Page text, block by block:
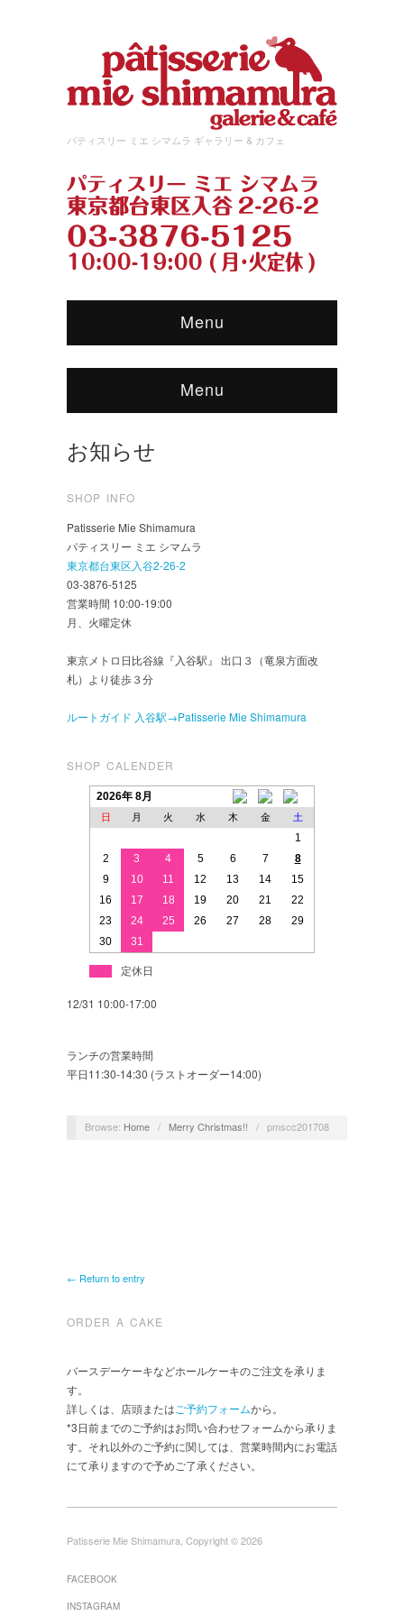
パティスリー ミエ シマムラ ギャラリー & カフェ
Menu
Menu
お知らせ
SHOP INFO
Patisserie Mie Shimamura
パティスリー ミエ シマムラ
東京都台東区入谷2-26-2
03-3876-5125
営業時間 10:00-19:00
月、火曜定休
東京メトロ日比谷線『入谷駅』 出口３（竜泉方面改
札）より徒歩３分
ルートガイド 入谷駅→Patisserie Mie Shimamura
SHOP CALENDER
2026年 8月
日 月 火 水 木 金 土
1
2
3 4 5 6 7
8
9
10 11 12 13 14
15
16
17 18 19 20 21
22
23
24 25 26 27 28
29
30
31
定休日
12/31 10:00-17:00
ランチの営業時間
平日11:30-14:30 (ラストオーダー14:00)
Browse: Home / Merry Christmas!! / pmscc201708
← Return to entry
ORDER A CAKE
バースデーケーキなどホールケーキのご注文を承りま
す。
詳しくは、店頭またはご予約フォームから。
*3日前までのご予約はお問い合わせフォームから承りま
す。それ以外のご予約に関しては、営業時間内にお電話
にて承りますので予めご了承ください。
Patisserie Mie Shimamura, Copyright © 2026
FACEBOOK
INSTAGRAM